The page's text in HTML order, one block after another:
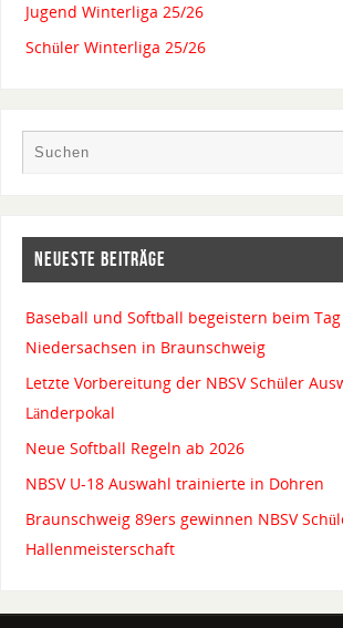
Jugend Winterliga 25/26
Schüler Winterliga 25/26
NEUESTE BEITRÄGE
Baseball und Softball begeistern beim
Niedersachsen in Braunschweig
Letzte Vorbereitung der NBSV Schüler
Länderpokal
Neue Softball Regeln ab 2026
NBSV U-18 Auswahl trainierte in Dohren
Braunschweig 89ers gewinnen NBSV
Hallenmeisterschaft